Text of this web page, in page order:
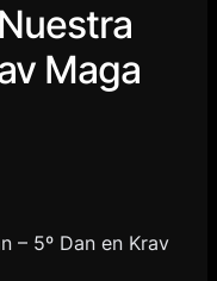
Maga
– 5º Dan en Krav